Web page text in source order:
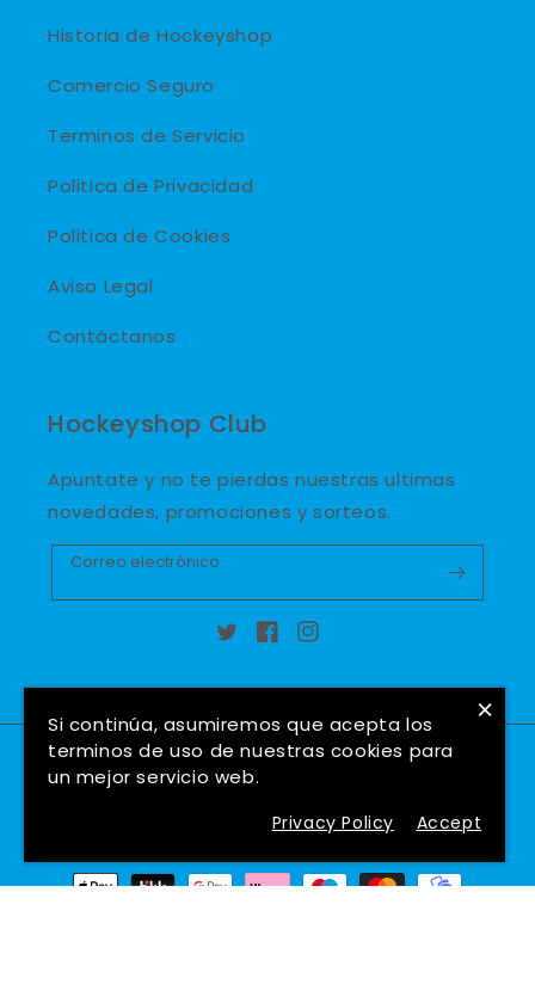
Historia de Hockeyshop
Comercio Seguro
Terminos de Servicio
Politica de Privacidad
Politica de Cookies
Aviso Legal
Contáctanos
Hockeyshop Club
Apuntate y no te pierdas nuestras ultimas
novedades, promociones y sorteos.
Correo electrónico
TwitterFacebookInstagram
País/región
Español
Formas
×
Si continúa, asumiremos que acepta los
terminos de uso de nuestras cookies para
un mejor servicio web.
Privacy Policy Accept